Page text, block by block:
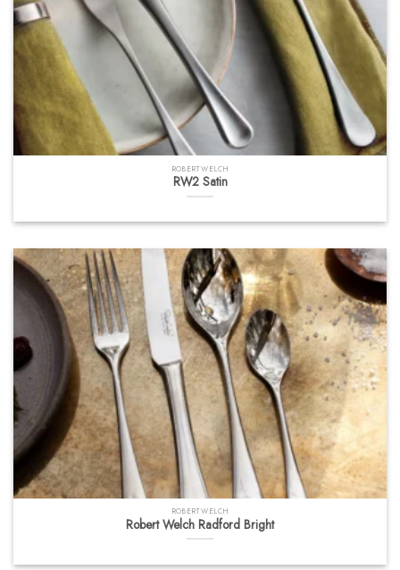
ROBERT WELCH
RW2 Satin
ROBERT WELCH
Robert Welch Radford Bright